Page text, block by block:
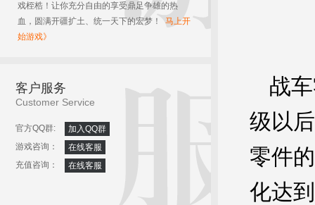
戏桎梏！让你充分自由的享受鼎足争雄的热
血，圆满开疆扩土、统一天下的宏梦！ 马上开
始游戏》
客户服务
Customer Service
官方QQ群:
加入QQ群
游戏咨询：
在线客服
充值咨询：
在线客服
战
级以
零件
化达